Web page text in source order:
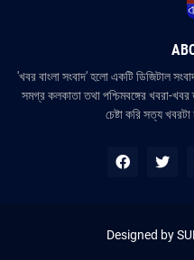
'খবর বাংলা সংবাদ' হলো একটি ডিজিটাল
সমগ্র কলকাতা তথা পশ্চিমবঙ্গের খবরা-
চেষ্টা করি সত্য
Designed by